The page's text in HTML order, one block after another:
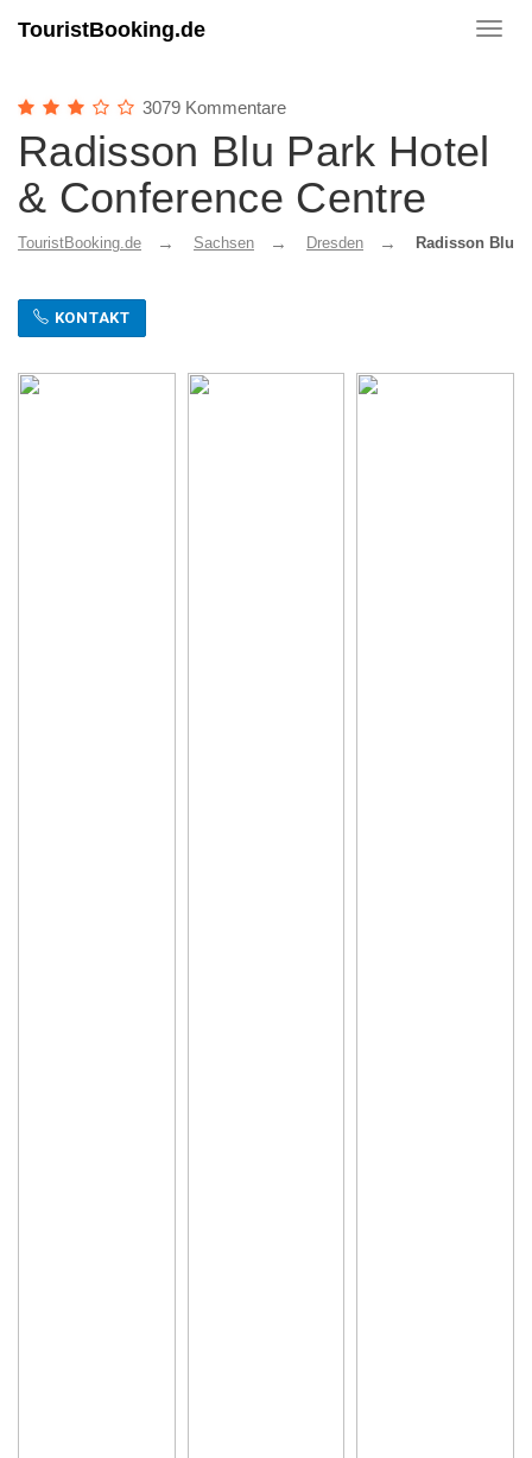
TouristBooking.de
3079 Kommentare
Radisson Blu Park Hotel
& Conference Centre
TouristBooking.de Sachsen Dresden Radisson Blu
KONTAKT